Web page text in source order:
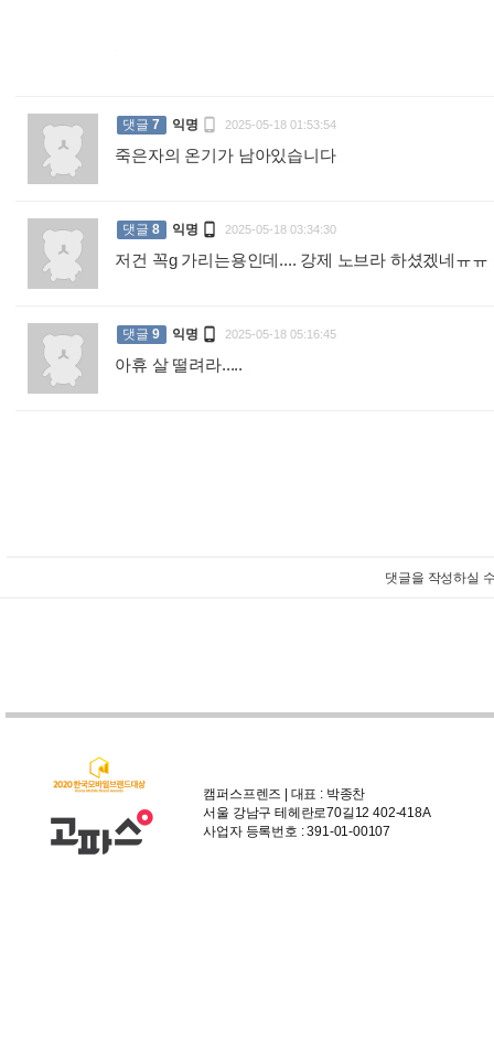
댓글 7 익명  2025-05-18 01:53:54
죽은자의 온기가 남아있습니다
댓글 8 익명  2025-05-18 03:34:30
저건 꼭g 가리는용인데.... 강제 노브라 하셨겠네ㅠㅠ
댓글 9 익명  2025-05-18 05:16:45
아휴 살 떨려라.....
댓글을 작성하실
캠퍼스프렌즈 | 대표 : 박종찬
서울 강남구 테헤란로70길12 402-418A
사업자 등록번호 : 391-01-00107